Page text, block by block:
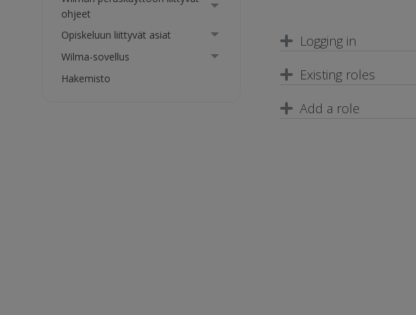
ohjeet
Opiskeluun liittyvät asiat
Wilma-sovellus
Hakemisto
Logging in
Existing roles
Add a role